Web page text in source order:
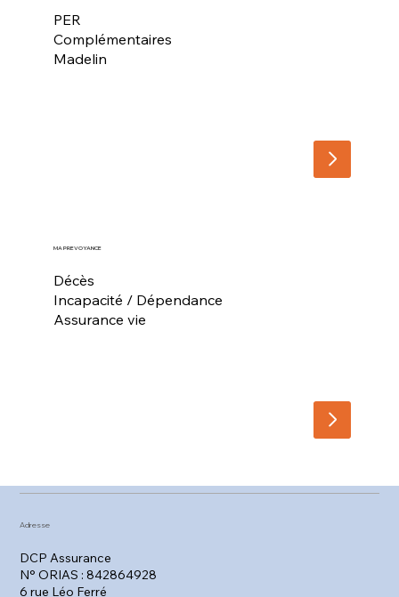
PER
Complémentaires
Madelin
MA PREVOYANCE
Décès
Incapacité / Dépendance
Assurance vie
Adresse
DCP Assurance
N° ORIAS : 842864928
6 rue Léo Ferré